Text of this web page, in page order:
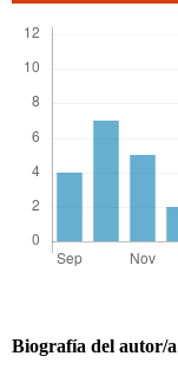
Biografía del autor/a